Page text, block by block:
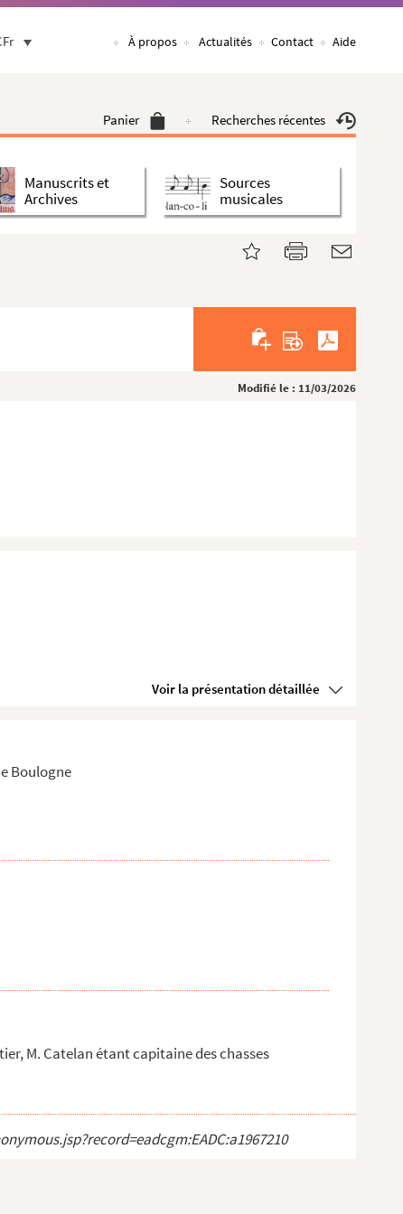
À propos Actualités Contact Aide
Panier Recherches récentes
Manuscrits et
Archives
Sources
musicales
Modifié le : 11/03/2026
Voir la présentation détaillée
Boulogne
M. Catelan étant capitaine des chasses